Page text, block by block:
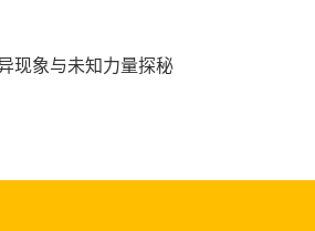
现象与未知力量探秘